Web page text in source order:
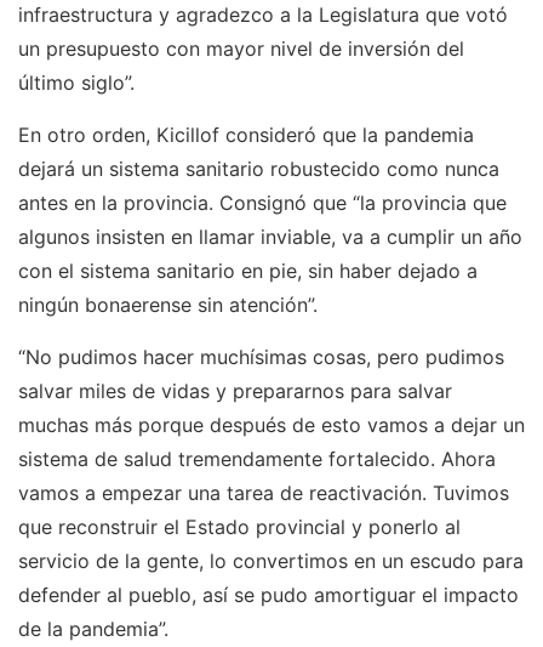
infraestructura y agradezco a la Legislatura que votó
un presupuesto con mayor nivel de inversión del
último siglo”.
En otro orden, Kicillof consideró que la pandemia
dejará un sistema sanitario robustecido como nunca
antes en la provincia. Consignó que “la provincia que
algunos insisten en llamar inviable, va a cumplir un año
con el sistema sanitario en pie, sin haber dejado a
ningún bonaerense sin atención”.
“No pudimos hacer muchísimas cosas, pero pudimos
salvar miles de vidas y prepararnos para salvar
muchas más porque después de esto vamos a dejar un
sistema de salud tremendamente fortalecido. Ahora
vamos a empezar una tarea de reactivación. Tuvimos
que reconstruir el Estado provincial y ponerlo al
servicio de la gente, lo convertimos en un escudo para
defender al pueblo, así se pudo amortiguar el impacto
de la pandemia”.